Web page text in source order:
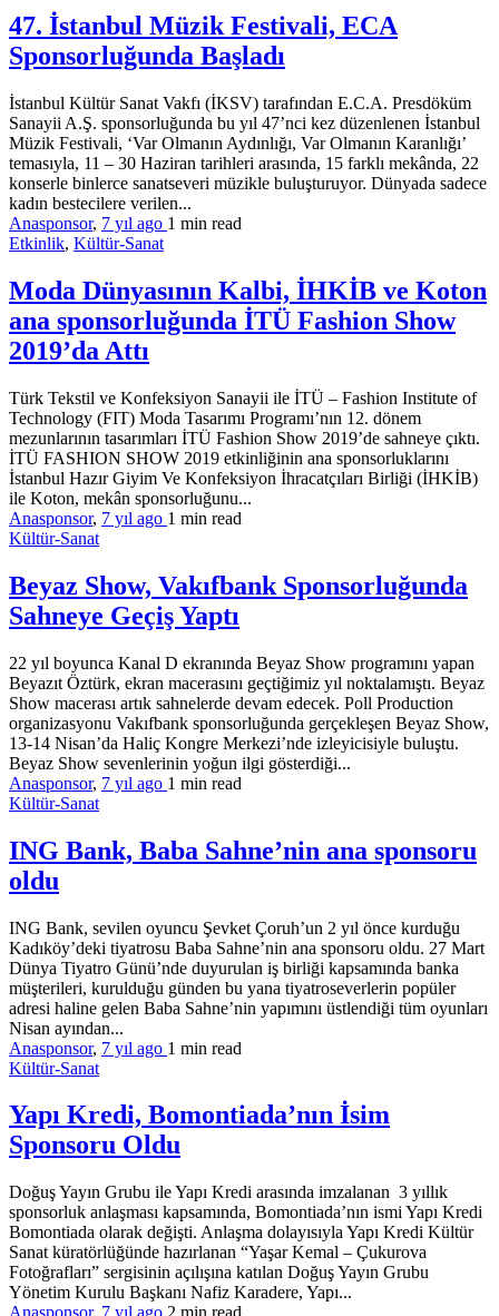
47. İstanbul Müzik Festivali, ECA
Sponsorluğunda Başladı
İstanbul Kültür Sanat Vakfı (İKSV) tarafından E.C.A. Presdöküm
Sanayii A.Ş. sponsorluğunda bu yıl 47’nci kez düzenlenen İstanbul
Müzik Festivali, ‘Var Olmanın Aydınlığı, Var Olmanın Karanlığı’
temasıyla, 11 – 30 Haziran tarihleri arasında, 15 farklı mekânda, 22
konserle binlerce sanatseveri müzikle buluşturuyor. Dünyada sadece
kadın bestecilere verilen...
Anasponsor, 7 yıl ago 1 min read
Etkinlik, Kültür-Sanat
Moda Dünyasının Kalbi, İHKİB ve Koton
ana sponsorluğunda İTÜ Fashion Show
2019’da Attı
Türk Tekstil ve Konfeksiyon Sanayii ile İTÜ – Fashion Institute of
Technology (FIT) Moda Tasarımı Programı’nın 12. dönem
mezunlarının tasarımları İTÜ Fashion Show 2019’de sahneye çıktı.
İTÜ FASHION SHOW 2019 etkinliğinin ana sponsorluklarını
İstanbul Hazır Giyim Ve Konfeksiyon İhracatçıları Birliği (İHKİB)
ile Koton, mekân sponsorluğunu...
Anasponsor, 7 yıl ago 1 min read
Kültür-Sanat
Beyaz Show, Vakıfbank Sponsorluğunda
Sahneye Geçiş Yaptı
22 yıl boyunca Kanal D ekranında Beyaz Show programını yapan
Beyazıt Öztürk, ekran macerasını geçtiğimiz yıl noktalamıştı. Beyaz
Show macerası artık sahnelerde devam edecek. Poll Production
organizasyonu Vakıfbank sponsorluğunda gerçekleşen Beyaz Show,
13-14 Nisan’da Haliç Kongre Merkezi’nde izleyicisiyle buluştu.
Beyaz Show sevenlerinin yoğun ilgi gösterdiği...
Anasponsor, 7 yıl ago 1 min read
Kültür-Sanat
ING Bank, Baba Sahne’nin ana sponsoru
oldu
ING Bank, sevilen oyuncu Şevket Çoruh’un 2 yıl önce kurduğu
Kadıköy’deki tiyatrosu Baba Sahne’nin ana sponsoru oldu. 27 Mart
Dünya Tiyatro Günü’nde duyurulan iş birliği kapsamında banka
müşterileri, kurulduğu günden bu yana tiyatroseverlerin popüler
adresi haline gelen Baba Sahne’nin yapımını üstlendiği tüm oyunları
Nisan ayından...
Anasponsor, 7 yıl ago 1 min read
Kültür-Sanat
Yapı Kredi, Bomontiada’nın İsim
Sponsoru Oldu
Doğuş Yayın Grubu ile Yapı Kredi arasında imzalanan 3 yıllık
sponsorluk anlaşması kapsamında, Bomontiada’nın ismi Yapı Kredi
Bomontiada olarak değişti. Anlaşma dolayısıyla Yapı Kredi Kültür
Sanat küratörlüğünde hazırlanan “Yaşar Kemal – Çukurova
Fotoğrafları” sergisinin açılışına katılan Doğuş Yayın Grubu
Yönetim Kurulu Başkanı Nafiz Karadere, Yapı...